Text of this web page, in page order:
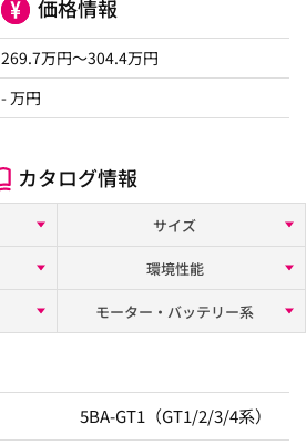
価格情報
269.7万円～304.4万円
- 万円
カタログ情報
サイズ
環境性能
モーター・バッテリー系
5BA-GT1（GT1/2/3/4系）